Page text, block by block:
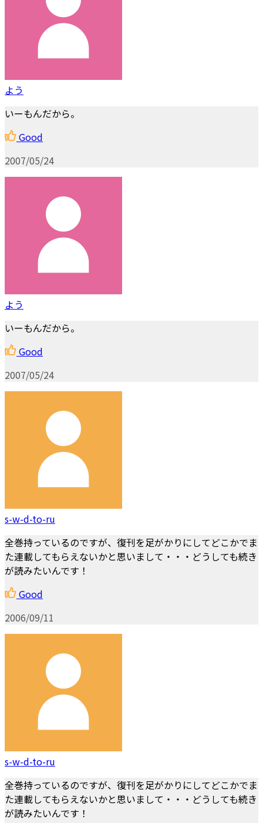
よう
いーもんだから。
Good
2007/05/24
よう
いーもんだから。
Good
2007/05/24
s-w-d-to-ru
全巻持っているのですが、復刊を足がかりにしてどこかでま
た連載してもらえないかと思いまして・・・どうしても続き
が読みたいんです！
Good
2006/09/11
s-w-d-to-ru
全巻持っているのですが、復刊を足がかりにしてどこかでま
た連載してもらえないかと思いまして・・・どうしても続き
が読みたいんです！